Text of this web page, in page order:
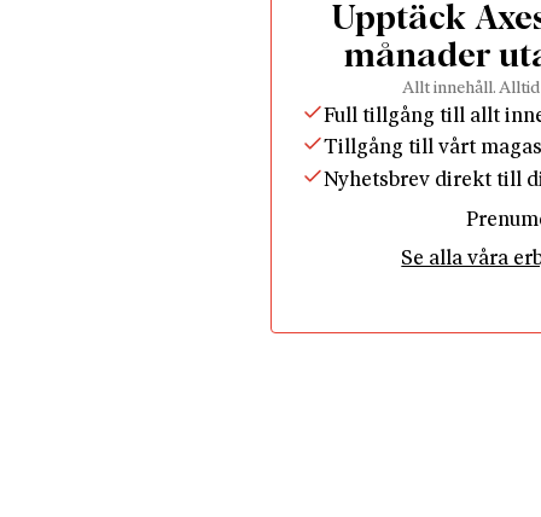
Upptäck
månader
Allt innehåll.
Full tillgång till allt
Tillgång till vårt
Nyhetsbrev direkt till
Se alla våra